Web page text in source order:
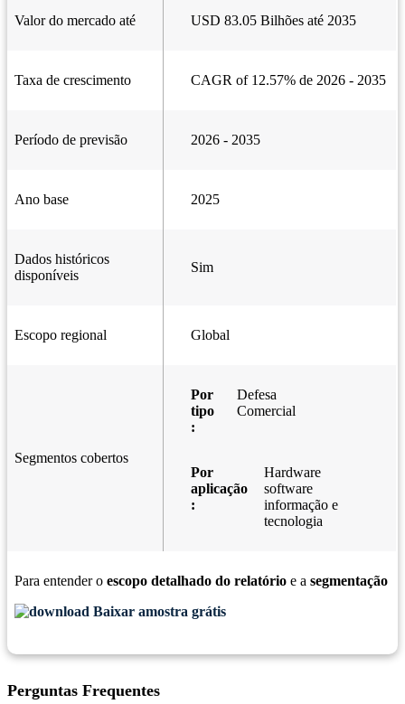
Valor do mercado até USD 83.05 Bilhões até 2035
Taxa de crescimento CAGR of 12.57% de 2026 - 2035
Período de previsão 2026 - 2035
Ano base 2025
Dados históricos
disponíveis
Sim
Escopo regional Global
Segmentos cobertos
Por
tipo
:
Defesa
Comercial
Por
aplicação
:
Hardware
software
informação e
tecnologia
Para entender o escopo detalhado do relatório e a segmentação
Baixar amostra grátis
Perguntas Frequentes